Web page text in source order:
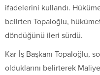
ifadelerini kullandı.
belirten Topaloğlu,
döndüğünü ileri sürdü.
Kar-İş Başkanı Topaloğlu,
olduklarını belirterek